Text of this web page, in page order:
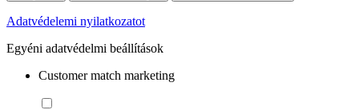
Adatvédelemi nyilatkozatot
Egyéni adatvédelmi beállítások
Customer match marketing